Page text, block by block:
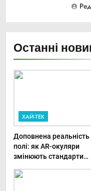
Останні
ХАЙ-ТЕК
Доповнена реальність
полі: як AR-окуляри
змінюють стандарти
сільськогосподарської